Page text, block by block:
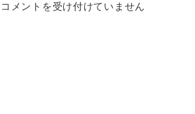
コメントを受け付けていません